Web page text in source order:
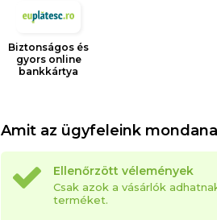
Biztonságos és
gyors online
bankkártya
Amit az ügyfeleink
Ellenőrzött vélemények
Csak azok a vásárlók
terméket.